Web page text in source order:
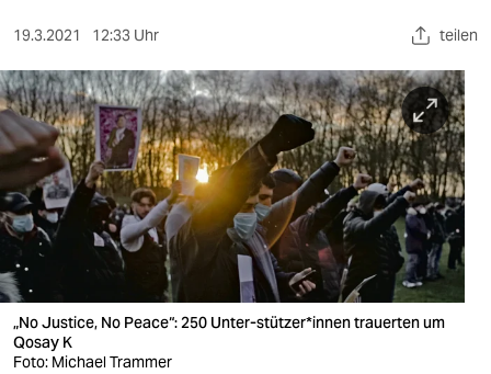
sport
berlin
nord
wahrheit
verlag
verlag
19.3.2021 12:33 Uhr teilen
„No Justice, No Peace“: 250 Unter-stützer*innen trauerten um
Qosay K
Foto: Michael Trammer